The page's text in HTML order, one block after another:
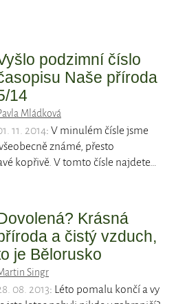
podzimní číslo
Naše příroda
14
Mládková
11. 2014: V minulém čísle jsme
známé, přesto
kopřivě. V tomto čísle najdete…
Krásná
a čistý vzduch,
je Bělorusko
Singr
08. 2013: Léto pomalu končí a vy